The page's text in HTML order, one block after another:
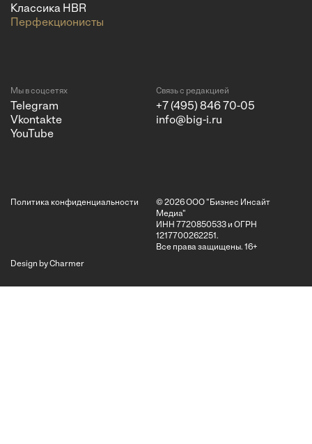
Классика HBR
Перфекционисты
Мы в соцсетях
Telegram
Vkontakte
YouTube
Связь с редакцией
+7 (495) 846 70-05
info@big-i.ru
© 2026 ООО "Бизнес Инсайт
Медиа"
ИНН 7720850533 и ОГРН
1217700262251.
Все права защищены. 16+
Политика конфиденциальности
Design by Charmer